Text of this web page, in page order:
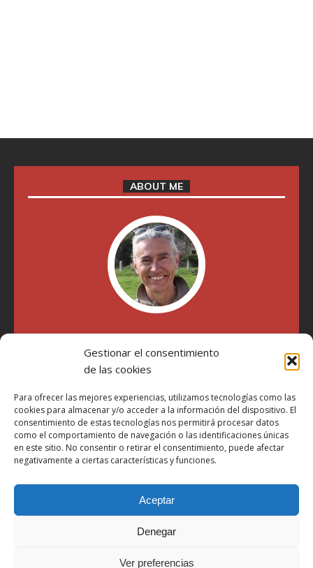
Gestionar el consentimiento
de las cookies
Para ofrecer las mejores experiencias, utilizamos tecnologías como las
cookies para almacenar y/o acceder a la información del dispositivo. El
consentimiento de estas tecnologías nos permitirá procesar datos
como el comportamiento de navegación o las identificaciones únicas
en este sitio. No consentir o retirar el consentimiento, puede afectar
negativamente a ciertas características y funciones.
Aceptar
Denegar
Ver preferencias
ABOUT ME
"Soy Manel Hospido, nací en Valencia en 1969 y desde el
año 2007 he escrito sobre motos en distintos medios.
Millatrece.com es una apuesta por escribir sobre lo que me
participa"
Aviso Legal
Política de Privacidad
Más Información sobre Cookies